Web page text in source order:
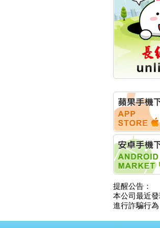
計畫
明緯企
競賽 以
量
秀育企
能系統
認證
聯博投
華旭先
碩通散
公告董
及代理發
華旭先
碩通散
公告董
工認股
華旭先
碩通散
公告董
向關係
碩通散
提醒公告：
本公司最近
進行詐騙行